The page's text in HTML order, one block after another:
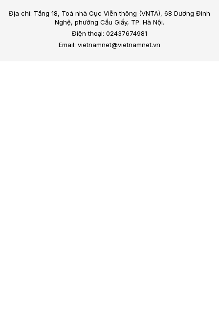
Địa chỉ: Tầng 18, Toà nhà Cục Viễn thông (VNTA), 68 Dương Đình
Nghệ, phường Cầu Giấy, TP. Hà Nội.
Điện thoại: 02437674981
Email: vietnamnet@vietnamnet.vn